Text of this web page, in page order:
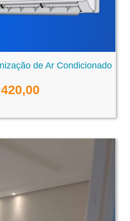
de Ar Condicionado
420,00